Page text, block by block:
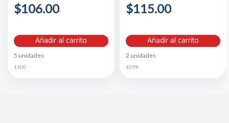
$106.00
Añadir al carrito
5 unidades
1100
$115.00
Añadir al carrito
2 unidades
1099